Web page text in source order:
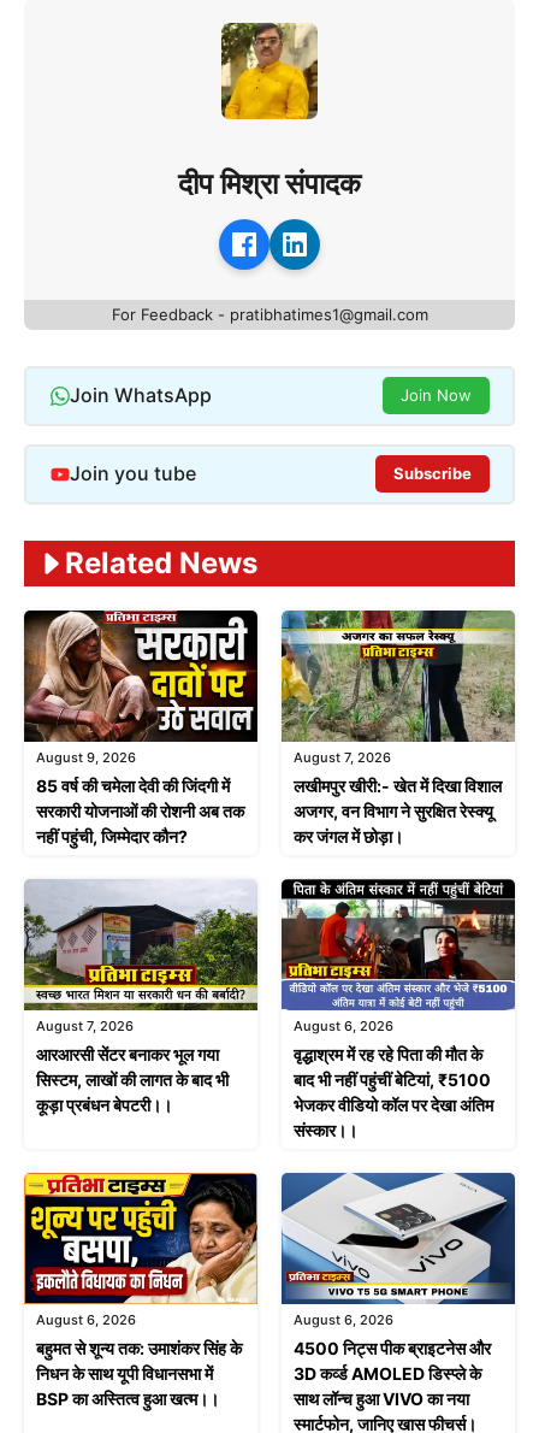
दीप मिश्रा संपादक
For Feedback - pratibhatimes1@gmail.com
Join WhatsApp Join Now
Join you tube Subscribe
Related News
August 9, 2026
85 वर्ष की चमेला देवी की जिंदगी में
सरकारी योजनाओं की रोशनी अब तक
नहीं पहुंची, जिम्मेदार कौन?
August 7, 2026
लखीमपुर खीरी:- खेत में दिखा विशाल
अजगर, वन विभाग ने सुरक्षित रेस्क्यू
कर जंगल में छोड़ा।
August 7, 2026
आरआरसी सेंटर बनाकर भूल गया
सिस्टम, लाखों की लागत के बाद भी
कूड़ा प्रबंधन बेपटरी।।
August 6, 2026
वृद्धाश्रम में रह रहे पिता की मौत के
बाद भी नहीं पहुंचीं बेटियां, ₹5100
भेजकर वीडियो कॉल पर देखा अंतिम
संस्कार।।
August 6, 2026
बहुमत से शून्य तक: उमाशंकर सिंह के
निधन के साथ यूपी विधानसभा में
BSP का अस्तित्व हुआ खत्म।।
August 6, 2026
4500 निट्स पीक ब्राइटनेस और
3D कर्व्ड AMOLED डिस्प्ले के
साथ लॉन्च हुआ VIVO का नया
स्मार्टफोन, जानिए खास फीचर्स।